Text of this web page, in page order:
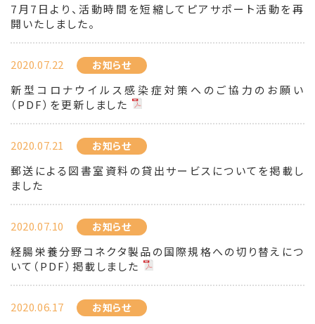
7月7日より、活動時間を短縮してピアサポート活動を再
開いたしました。
2020.07.22 お知らせ
新型コロナウイルス感染症対策へのご協力のお願い
（PDF）を更新しました
2020.07.21 お知らせ
郵送による図書室資料の貸出サービスについてを掲載し
ました
2020.07.10 お知らせ
経腸栄養分野コネクタ製品の国際規格への切り替えにつ
いて（PDF）掲載しました
2020.06.17 お知らせ